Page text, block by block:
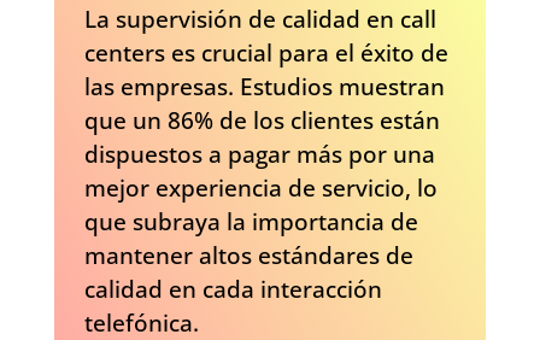
La supervisión de calidad en call
centers es crucial para el éxito de
las empresas. Estudios muestran
que un 86% de los clientes están
dispuestos a pagar más por una
mejor experiencia de servicio, lo
que subraya la importancia de
mantener altos estándares de
calidad en cada interacción
telefónica.